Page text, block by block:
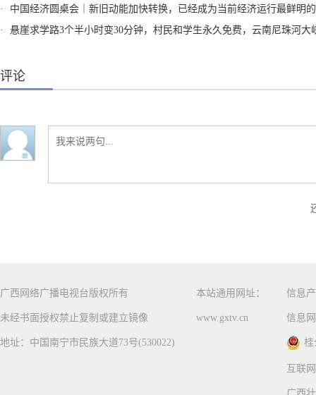
·
中国经济圆桌会｜新旧动能加快转换，已经成为当前经济运行最鲜明的特征之
·
悬崖求学路3个半小时变30分钟，村民和学生永久免费，云南尼珠河大峡谷2号“空中校车”投用，垂直高度
评论
广西网络广播电视台版权所有
未经书面授权禁止复制或建立镜像
地址：中国南宁市民族大道73号(530022)
本站通用网址：
www.gxtv.cn
信息
信息
桂
互联